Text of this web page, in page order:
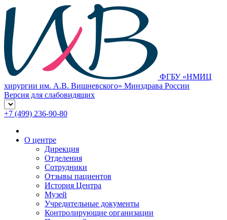
ФГБУ «НМИЦ
хирургии им. А.В. Вишневского» Минздрава России
Версия для слабовидящих
+7 (499) 236-90-80
О центре
Дирекция
Отделения
Сотрудники
Отзывы пациентов
История Центра
Музей
Учредительные документы
Контролирующие организации